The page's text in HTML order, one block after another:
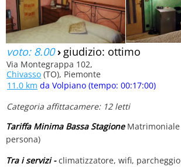
voto: 8.00› giudizio: ottimo
Via Montegrappa 102,
Chivasso (TO), Piemonte
11.0 km da Volpiano (tempo: 00:17:00)
Categoria affittacamere: 12 letti
Tariffa Minima Bassa StagioneMatrimoniale
persona)
Tra i servizi -climatizzatore, wifi, parcheggio